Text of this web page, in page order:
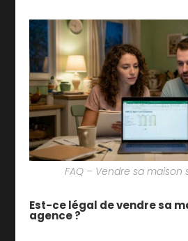
FAQ – Vendre sa maison
Est-ce légal de vendre sa
agence ?